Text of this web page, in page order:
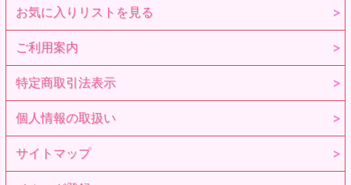
お気に入りリストを見る
ご利用案内
特定商取引法表示
個人情報の取扱い
サイトマップ